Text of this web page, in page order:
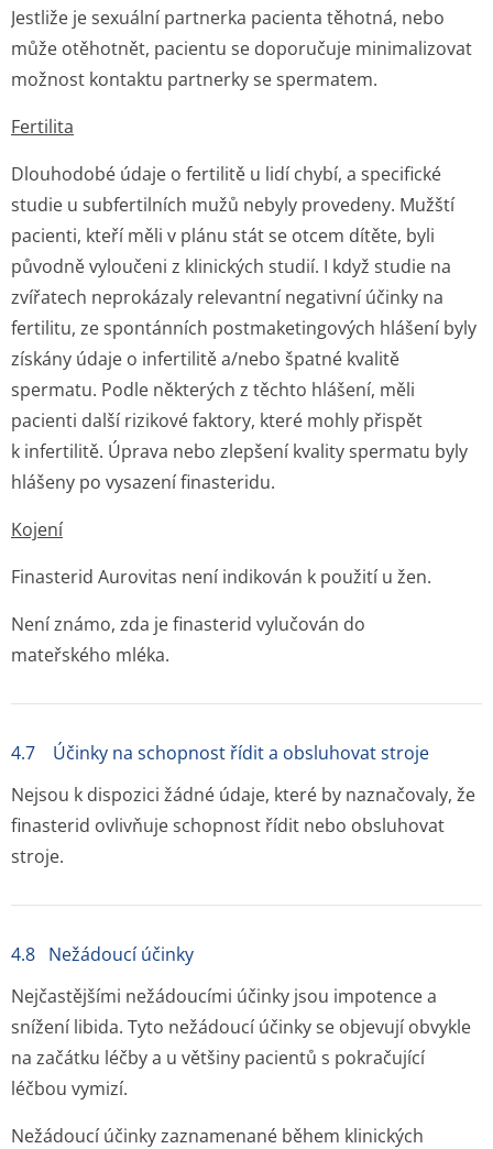
Jestliže je sexuální partnerka pacienta těhotná, nebo
může otěhotnět, pacientu se doporučuje minimalizovat
možnost kontaktu partnerky se spermatem.
Fertilita
Dlouhodobé údaje o fertilitě u lidí chybí, a specifické
studie u subfertilních mužů nebyly provedeny. Mužští
pacienti, kteří měli v plánu stát se otcem dítěte, byli
původně vyloučeni z klinických studií. I když studie na
zvířatech neprokázaly relevantní negativní účinky na
fertilitu, ze spontánních postmaketingových hlášení byly
získány údaje o infertilitě a/nebo špatné kvalitě
spermatu. Podle některých z těchto hlášení, měli
pacienti další rizikové faktory, které mohly přispět
k infertilitě. Úprava nebo zlepšení kvality spermatu byly
hlášeny po vysazení finasteridu.
Kojení
Finasterid Aurovitas není indikován k použití u žen.
Není známo, zda je finasterid vylučován do
mateřského mléka.
4.7 Účinky na schopnost řídit a obsluhovat stroje
Nejsou k dispozici žádné údaje, které by naznačovaly, že
finasterid ovlivňuje schopnost řídit nebo obsluhovat
stroje.
4.8 Nežádoucí účinky
Nejčastějšími nežádoucími účinky jsou impotence a
snížení libida. Tyto nežádoucí účinky se objevují obvykle
na začátku léčby a u většiny pacientů s pokračující
léčbou vymizí.
Nežádoucí účinky zaznamenané během klinických